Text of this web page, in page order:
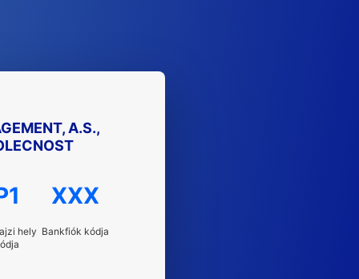
A.S.,
hely
XXX
Bankfiók kódja